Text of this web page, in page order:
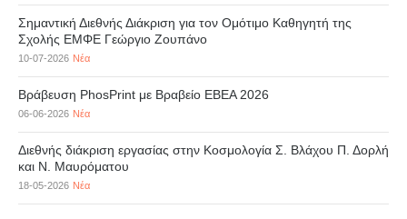
Σημαντική Διεθνής Διάκριση για τον Ομότιμο Καθηγητή της
Σχολής ΕΜΦΕ Γεώργιο Ζουπάνο
10-07-2026 Νέα
Βράβευση PhosPrint με Βραβείο ΕΒΕΑ 2026
06-06-2026 Νέα
Διεθνής διάκριση εργασίας στην Κοσμολογία Σ. Βλάχου Π. Δορλή
και Ν. Μαυρόματου
18-05-2026 Νέα